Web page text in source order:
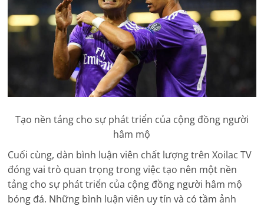
Tạo nền tảng cho sự phát triển của cộng đồng người
hâm mộ
Cuối cùng, dàn bình luận viên chất lượng trên Xoilac TV
đóng vai trò quan trọng trong việc tạo nên một nền
tảng cho sự phát triển của cộng đồng người hâm mộ
bóng đá. Những bình luận viên uy tín và có tầm ảnh